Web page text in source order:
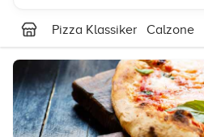
Pizza Klassiker Calzone